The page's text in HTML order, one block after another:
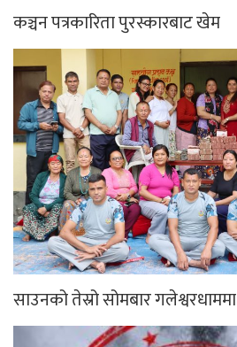
कञ्चन पत्रकारिता पुरस्कारबाट खेम
साउनको तेस्रो सोमबार गलेश्वरधाममा